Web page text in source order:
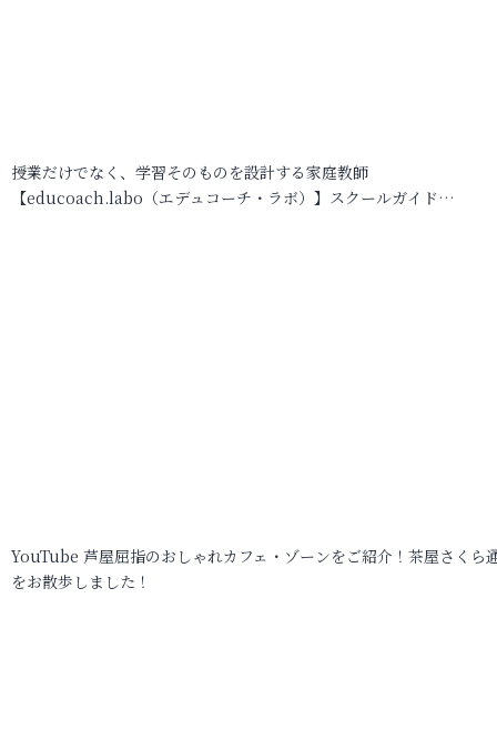
授業だけでなく、学習そのものを設計する家庭教師
【educoach.labo（エデュコーチ・ラボ）】スクールガイド…
YouTube 芦屋屈指のおしゃれカフェ・ゾーンをご紹介！茶屋さくら
をお散歩しました！